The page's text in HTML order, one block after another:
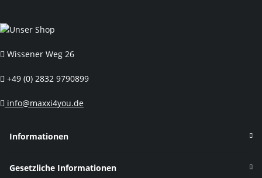
Wissener Weg 26
+49 (0) 2832 9790899
info@maxxi4you.de
Informationen
Gesetzliche Informationen